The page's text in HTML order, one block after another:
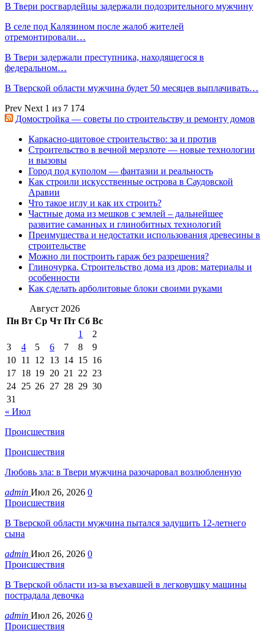
В Твери росгвардейцы задержали подозрительного мужчину
В селе под Калязином после жалоб жителей
отремонтировали…
В Твери задержали преступника, находящегося в
федеральном…
В Тверской области мужчина будет 50 месяцев выплачивать…
Prev Next 1 из 7 174
Домостройка — советы по строительству и ремонту домов
Каркасно-щитовое строительство: за и против
Строительство в вечной мерзлоте — новые технологии
и вызовы
Город под куполом — фантазии и реальность
Как строили искусственные острова в Саудовской
Аравии
Что такое иглу и как их строить?
Частные дома из мешков с землей – дальнейшее
развитие саманных и глинобитных технологий
Преимущества и недостатки использования древесины в
строительстве
Можно ли построить гараж без разрешения?
Глиночурка. Строительство дома из дров: материалы и
особенности
Как сделать арболитовые блоки своими руками
Август 2026
Пн Вт Ср Чт Пт Сб Вс
1
2
3
4 5 6 7 8
9
10 11 12 13 14 15 16
17 18 19 20 21 22 23
24 25 26 27 28 29 30
31
« Июл
Происшествия
Происшествия
Любовь зла: в Твери мужчина разочаровал возлюбленную
admin Июл 26, 2026 0
Происшествия
В Тверской области мужчина пытался задушить 12-летнего
сына
admin Июл 26, 2026 0
Происшествия
В Тверской области из-за въехавшей в легковушку машины
пострадала девочка
admin Июл 26, 2026 0
Происшествия